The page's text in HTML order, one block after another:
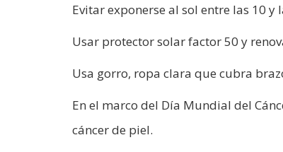
Evitar exponerse al sol entre las 10 y
Usar protector solar factor 50 y
Usa gorro, ropa clara que cubra
En el marco del Día Mundial del
cáncer de piel.